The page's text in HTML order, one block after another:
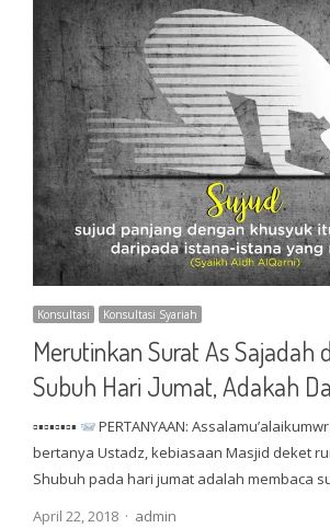
Konsultasi Konsultasi Syariah
Merutinkan Surat As Sajadah
Subuh Hari Jumat, Adakah
▫▪▫▪▫▪▫▪
PERTANYAAN:
bertanya Ustadz, kebiasaan Masjid deket
Shubuh pada hari jumat adalah membaca
April 22, 2018
Author
admin